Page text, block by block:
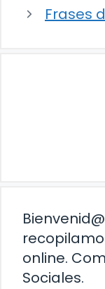
Frases
online.
Sociales.